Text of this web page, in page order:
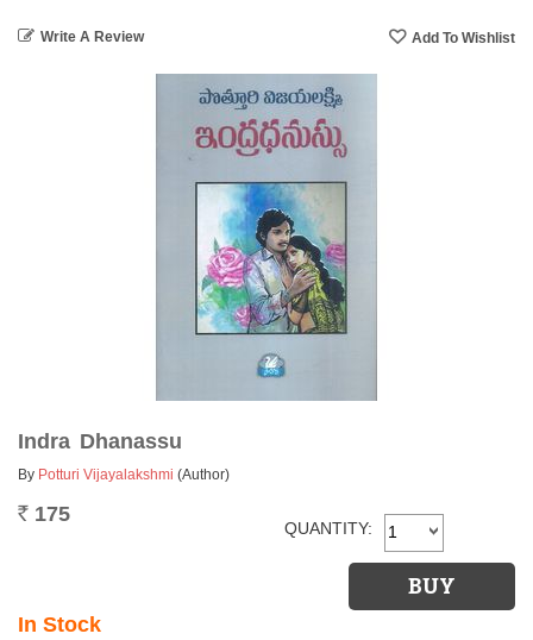
Write A Review
Indra Dhanassu
By Potturi Vijayalakshmi (Author)
Rs. 175
QUANTITY:
In Stock